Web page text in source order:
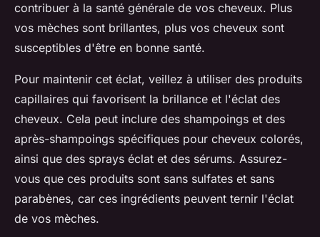
contribuer à la santé générale de vos cheveux. Plus
vos mèches sont brillantes, plus vos cheveux sont
susceptibles d'être en bonne santé.
Pour maintenir cet éclat, veillez à utiliser des produits
capillaires qui favorisent la brillance et l'éclat des
cheveux. Cela peut inclure des shampoings et des
après-shampoings spécifiques pour cheveux colorés,
ainsi que des sprays éclat et des sérums. Assurez-
vous que ces produits sont sans sulfates et sans
parabènes, car ces ingrédients peuvent ternir l'éclat
de vos mèches.